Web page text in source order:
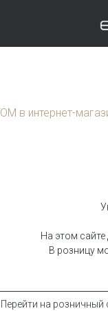
в интернет-
На этом
В розницу
Перейти на розничный